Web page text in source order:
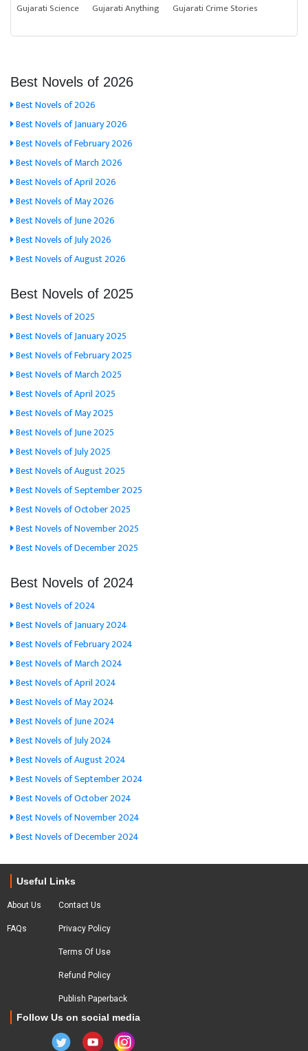
Gujarati Science
Gujarati Anything Gujarati Crime Stories
Best Novels of 2026
Best Novels of 2026
Best Novels of January 2026
Best Novels of February 2026
Best Novels of March 2026
Best Novels of April 2026
Best Novels of May 2026
Best Novels of June 2026
Best Novels of July 2026
Best Novels of August 2026
Best Novels of 2025
Best Novels of 2025
Best Novels of January 2025
Best Novels of February 2025
Best Novels of March 2025
Best Novels of April 2025
Best Novels of May 2025
Best Novels of June 2025
Best Novels of July 2025
Best Novels of August 2025
Best Novels of September 2025
Best Novels of October 2025
Best Novels of November 2025
Best Novels of December 2025
Best Novels of 2024
Best Novels of 2024
Best Novels of January 2024
Best Novels of February 2024
Best Novels of March 2024
Best Novels of April 2024
Best Novels of May 2024
Best Novels of June 2024
Best Novels of July 2024
Best Novels of August 2024
Best Novels of September 2024
Best Novels of October 2024
Best Novels of November 2024
Best Novels of December 2024
Useful Links
About Us
FAQs
Contact Us
Privacy Policy
Terms Of Use
Refund Policy
Publish Paperback
Follow Us on social media